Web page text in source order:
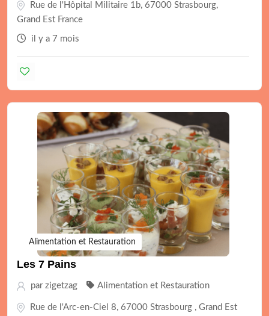
Rue de l'Hôpital Militaire 1b, 67000 Strasbourg,
Grand Est France
il y a 7 mois
Alimentation et Restauration
Les 7 Pains
par zigetzag Alimentation et Restauration
Rue de l'Arc-en-Ciel 8, 67000 Strasbourg , Grand Est